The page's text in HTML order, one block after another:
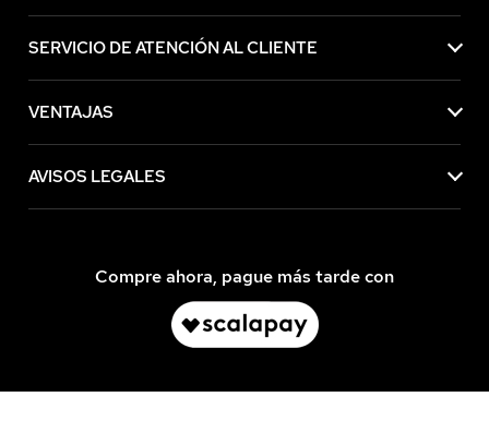
SERVICIO DE ATENCIÓN AL CLIENTE
VENTAJAS
AVISOS LEGALES
Compre ahora, pague más tarde con